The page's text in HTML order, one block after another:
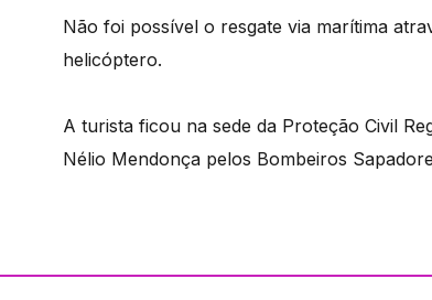
Não foi possível o resgate via marítima
helicóptero.
A turista ficou na sede da Proteção Civil
Nélio Mendonça pelos Bombeiros